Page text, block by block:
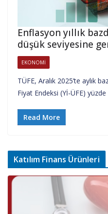
Enflasyon yıllık
düşük seviyesine
EKONOMI
TÜFE, Aralık 2025’te aylık
Fiyat Endeksi (Yİ-ÜFE)
Read More
Katılım Finans Ürünleri